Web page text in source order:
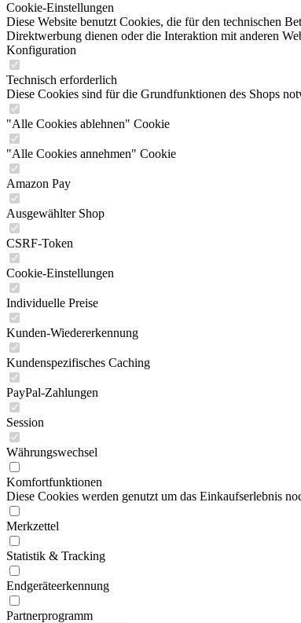
Cookie-Einstellungen
Diese Website benutzt Cookies, die für den technischen
Direktwerbung dienen oder die Interaktion mit anderen
Konfiguration
Technisch erforderlich
Diese Cookies sind für die Grundfunktionen des Shops
"Alle Cookies ablehnen" Cookie
"Alle Cookies annehmen" Cookie
Amazon Pay
Ausgewählter Shop
CSRF-Token
Cookie-Einstellungen
Individuelle Preise
Kunden-Wiedererkennung
Kundenspezifisches Caching
PayPal-Zahlungen
Session
Währungswechsel
Komfortfunktionen
Diese Cookies werden genutzt um das Einkaufserlebnis
Merkzettel
Statistik & Tracking
Endgeräteerkennung
Partnerprogramm